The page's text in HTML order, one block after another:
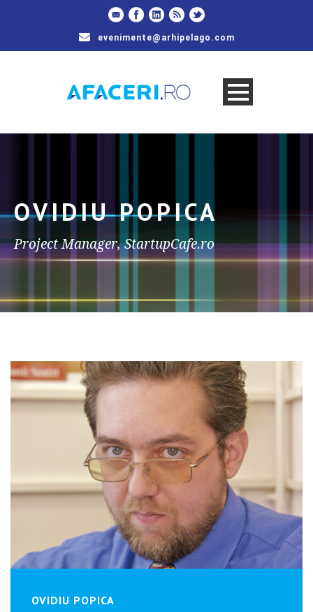
evenimente@arhipelago.com
OVIDIU POPICA
Project Manager, StartupCafe.ro
OVIDIU POPICA